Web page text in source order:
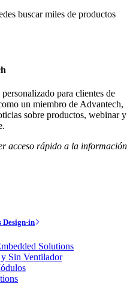
buscar miles de productos
para clientes de
un miembro de Advantech,
sobre productos, webinar y
acceso rápido a la información
Design-in
Solutions
Sin Ventilador